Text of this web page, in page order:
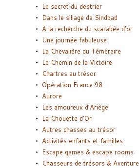
Le secret du destrier
Dans le sillage de Sindbad
A la recherche du scarabée d’or
Une journée fabuleuse
La Chevalière du Téméraire
Le Chemin de la Victoire
Chartres au trésor
Opération France 98
Aurore
Les amoureux d’Ariège
La Chouette d’Or
Autres chasses au trésor
Activités enfants et familles
Escape games & escape rooms
Chasseurs de trésors & Aventure